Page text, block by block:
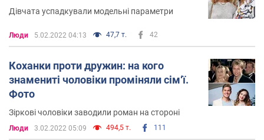
Дівчата успадкували модельні параметри
Люди 5.02.2022 04:13 47,7 т. 42
Коханки проти дружин: на кого
знамениті чоловіки проміняли сім‘ї.
Фото
Зіркові чоловіки заводили роман на стороні
Люди 3.02.2022 05:09 494,5 т. 111